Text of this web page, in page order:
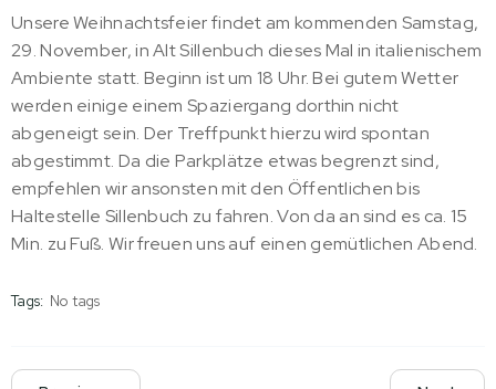
Unsere Weihnachtsfeier findet am kommenden Samstag,
29. November, in Alt Sillenbuch dieses Mal in italienischem
Ambiente statt. Beginn ist um 18 Uhr. Bei gutem Wetter
werden einige einem Spaziergang dorthin nicht
abgeneigt sein. Der Treffpunkt hierzu wird spontan
abgestimmt. Da die Parkplätze etwas begrenzt sind,
empfehlen wir ansonsten mit den Öffentlichen bis
Haltestelle Sillenbuch zu fahren. Von da an sind es ca. 15
Min. zu Fuß. Wir freuen uns auf einen gemütlichen Abend.
Tags: No tags